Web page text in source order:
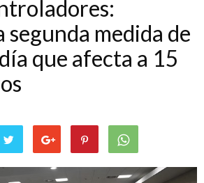
segunda medida de
que afecta a 15